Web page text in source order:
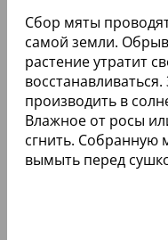
Сбор мяты
самой земли.
растение утратит
производить в
Влажное от росы
сгнить. Собранную
вымыть перед